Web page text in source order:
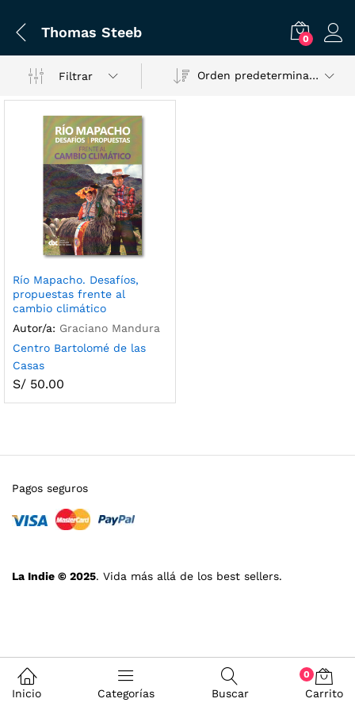
Thomas Steeb 0
Filtrar Orden predeterminado
Río Mapacho. Desafíos,
propuestas frente al
cambio climático
Autor/a: Graciano Mandura
Centro Bartolomé de las
Casas
S/ 50.00
La Indie © 2025. Vida más allá de los best sellers.
Pagos seguros
Inicio Categorías Buscar
0
Carrito